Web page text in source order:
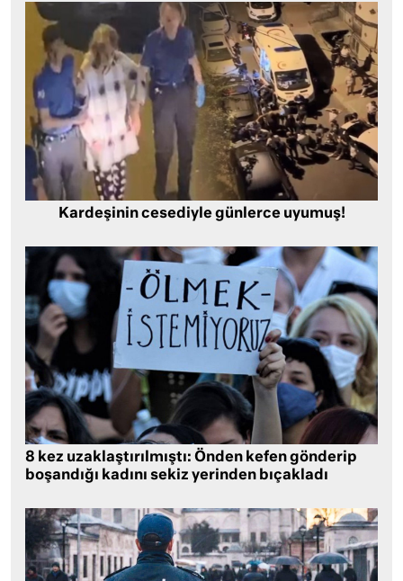
Kardeşinin cesediyle günlerce uyumuş!
8 kez uzaklaştırılmıştı: Önden kefen gönderip
boşandığı kadını sekiz yerinden bıçakladı